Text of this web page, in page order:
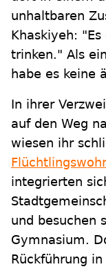
unhaltbaren
Khaskiyeh:
trinken." Als
habe es keine
In ihrer
auf den Weg
wiesen ihr
integrierten
und besuchen
Gymnasium.
Rückführung